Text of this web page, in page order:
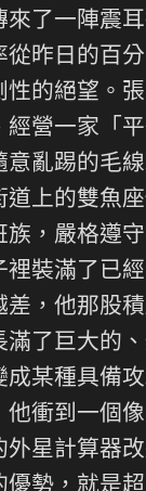
來了一陣震
昨日的百
性的絕望。
營一家「
亂踢的毛
道上的雙魚
族，嚴格遵
裡裝滿了已
差，他那股
了巨大的
成某種具備
他衝到一個
外星計算器